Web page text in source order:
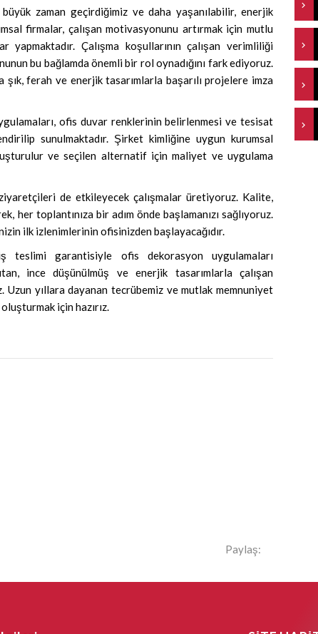
zaman geçirdiğimiz ve daha yaşanılabilir, enerjik
firmalar, çalışan motivasyonunu artırmak için mutlu
yapmaktadır. Çalışma koşullarının çalışan verimliliği
bu bağlamda önemli bir rol oynadığını fark ediyoruz.
ferah ve enerjik tasarımlarla başarılı projelere imza
ofis duvar renklerinin belirlenmesi ve tesisat
sunulmaktadır. Şirket kimliğine uygun kurumsal
ve seçilen alternatif için maliyet ve uygulama
de etkileyecek çalışmalar üretiyoruz. Kalite,
toplantınıza bir adım önde başlamanızı sağlıyoruz.
ilk izlenimlerinin ofisinizden başlayacağıdır.
teslimi garantisiyle ofis dekorasyon uygulamaları
ince düşünülmüş ve enerjik tasarımlarla çalışan
yıllara dayanan tecrübemiz ve mutlak memnuniyet
için hazırız.
Paylaş: